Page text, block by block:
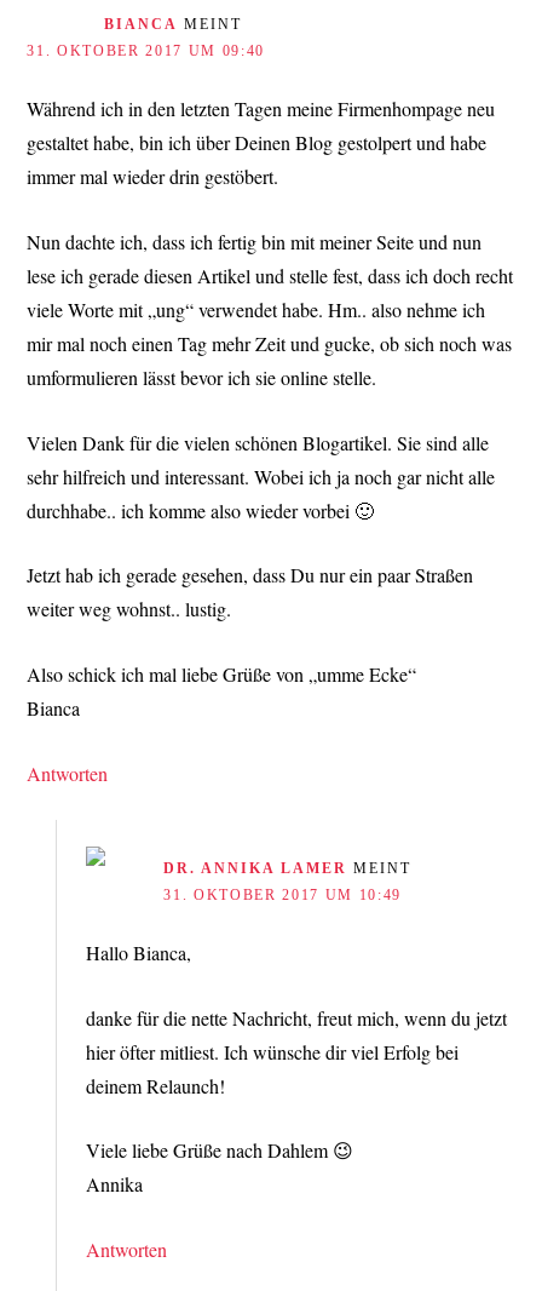
BIANCA MEINT
31. OKTOBER 2017 UM 09:40
Während ich in den letzten Tagen meine Firmenhompage neu
gestaltet habe, bin ich über Deinen Blog gestolpert und habe
immer mal wieder drin gestöbert.
Nun dachte ich, dass ich fertig bin mit meiner Seite und nun
lese ich gerade diesen Artikel und stelle fest, dass ich doch recht
viele Worte mit „ung“ verwendet habe. Hm.. also nehme ich
mir mal noch einen Tag mehr Zeit und gucke, ob sich noch was
umformulieren lässt bevor ich sie online stelle.
Vielen Dank für die vielen schönen Blogartikel. Sie sind alle
sehr hilfreich und interessant. Wobei ich ja noch gar nicht alle
durchhabe.. ich komme also wieder vorbei 🙂
Jetzt hab ich gerade gesehen, dass Du nur ein paar Straßen
weiter weg wohnst.. lustig.
Also schick ich mal liebe Grüße von „umme Ecke“
Bianca
Antworten
DR. ANNIKA LAMER MEINT
31. OKTOBER 2017 UM 10:49
Hallo Bianca,
danke für die nette Nachricht, freut mich, wenn du jetzt
hier öfter mitliest. Ich wünsche dir viel Erfolg bei
deinem Relaunch!
Viele liebe Grüße nach Dahlem 😉
Annika
Antworten